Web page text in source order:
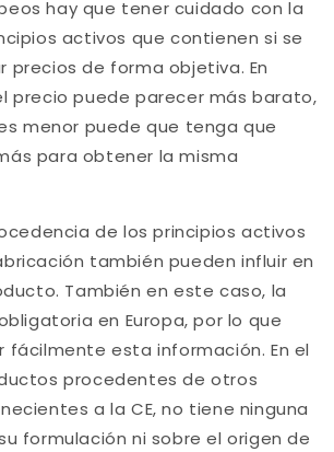
hay que tener cuidado con la
activos que contienen si se
precios de forma objetiva. En
precio puede parecer más barato,
menor puede que tenga que
para obtener la misma
de los principios activos
también pueden influir en
También en este caso, la
en Europa, por lo que
fácilmente esta información. En el
procedentes de otros
a la CE, no tiene ninguna
formulación ni sobre el origen de